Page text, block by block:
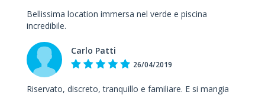
Bellissima location immersa nel verde e piscina
incredibile.
Carlo Patti
26/04/2019
Riservato, discreto, tranquillo e familiare. E si mangia